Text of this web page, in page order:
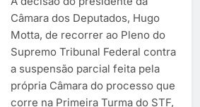
Câmara dos Deputados, Hugo
Motta, de recorrer ao Pleno do
Supremo Tribunal Federal contra
a suspensão parcial feita pela
própria Câmara do processo que
corre na Primeira Turma do STF,